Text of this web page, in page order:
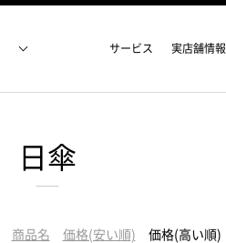
サービス 実店舗情報
日傘
商品名 価格(安い順) 価格(高い順)